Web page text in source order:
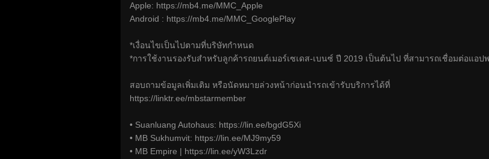
Apple: https://mb4.me/MMC_Apple
Android : https://mb4.me/MMC_GooglePlay
*เงื่อนไขเป็นไปตามที่บริษัทกำหนด
*การใช้งานรองรับสำหรับลูกค้ารถยนต์เมอร์เซเดส-เบนซ์ ปี 2019 เป็นต้นไป ที่สามารถเชื่อมต่อแอป
สอบถามข้อมูลเพิ่มเติม หรือนัดหมายล่วงหน้าก่อนนำรถเข้ารับบริการได้ที่
https://linktr.ee/mbstarmember
• Suanluang Autohaus: https://lin.ee/bgdG5Xi
• MB Sukhumvit: https://lin.ee/MJ9my59
• MB Empire | https://lin.ee/yW3Lzdr